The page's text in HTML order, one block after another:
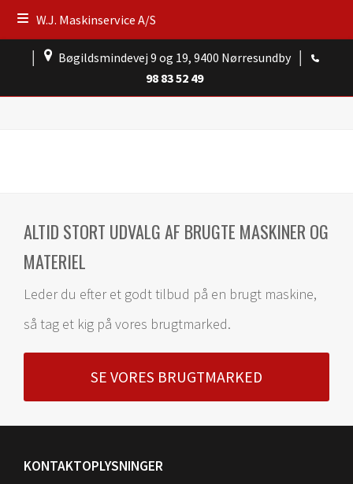
W.J. Maskinservice A/S
Bøgildsmindevej 9 og 19, 9400 Nørresundby
98 83 52 49
ALTID STORT UDVALG AF BRUGTE MASKINER OG
MATERIEL
Leder du efter et godt tilbud på en brugt maskine,
så tag et kig på vores brugtmarked.
SE VORES BRUGTMARKED
KONTAKTOPLYSNINGER